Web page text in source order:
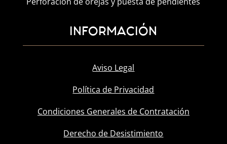
INFORMACIÓN
Aviso Legal
Política de Privacidad
Condiciones Generales de Contratación
Derecho de Desistimiento